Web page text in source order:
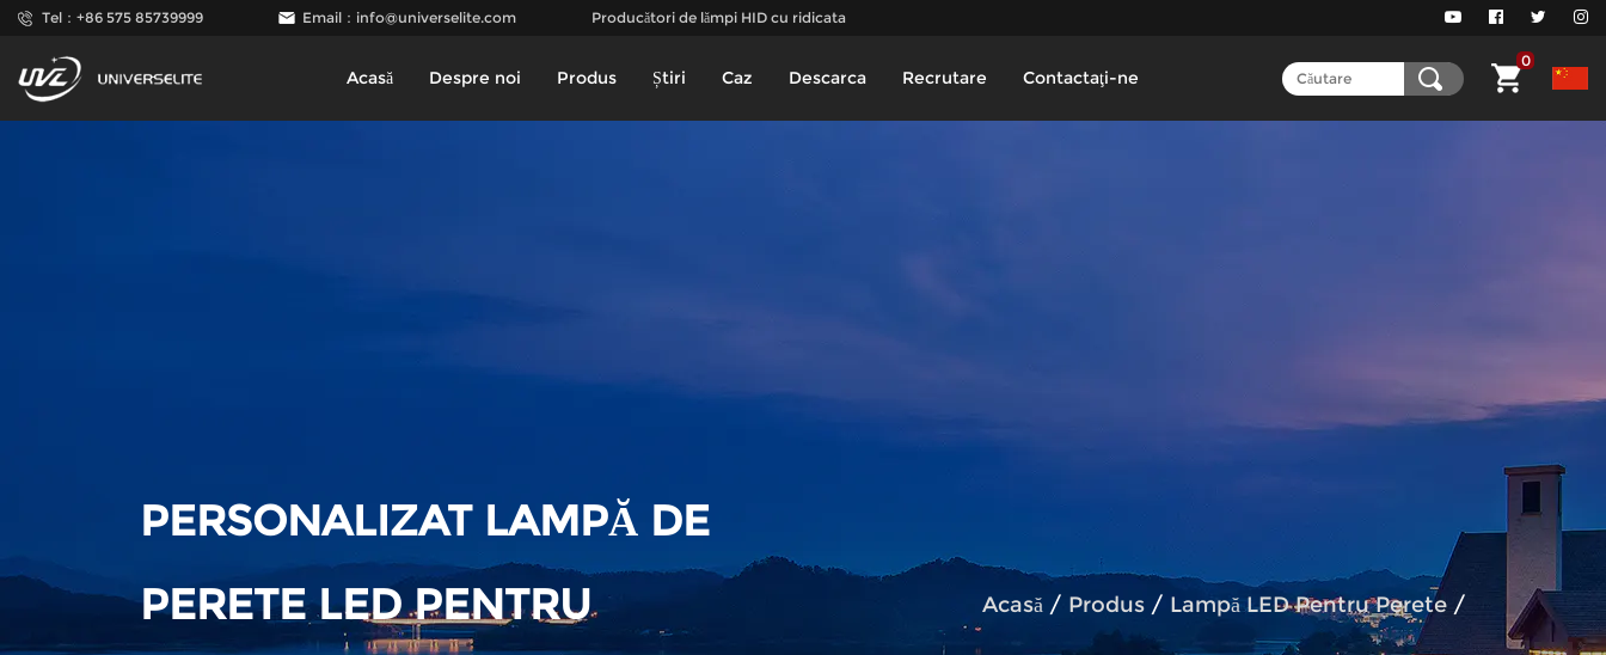
Tel：+86 575 85739999 Email： info@universelite.com Producători de lămpi HID cu ridicata
Acasă Despre noi Produs Știri Caz Descarca Recrutare Contactaţi-ne
0
PERSONALIZAT LAMPĂ DE
PERETE LED PENTRU
Acasă / Produs / Lampă LED Pentru Perete /